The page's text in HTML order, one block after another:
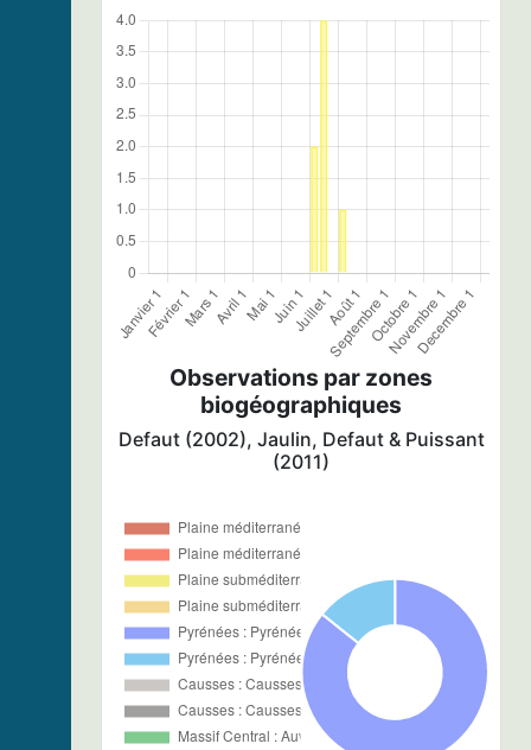
Observations par zones
biogéographiques
Defaut (2002), Jaulin, Defaut & Puissant
(2011)